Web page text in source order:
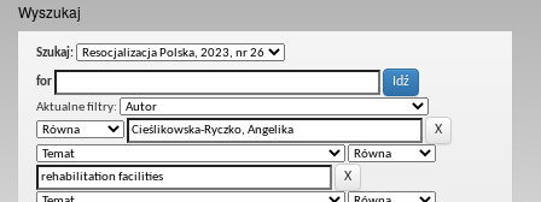
Wyszukaj
Szukaj:
for
Aktualne filtry: